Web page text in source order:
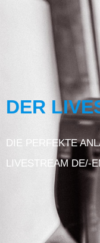
DER
DIE PERFEKTE
LIVESTREAM DE/-